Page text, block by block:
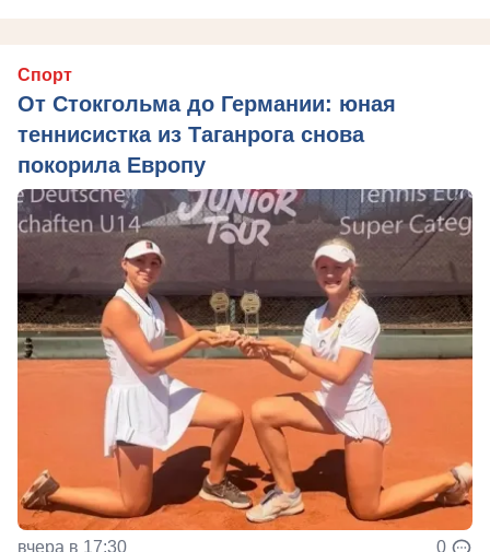
Спорт
От Стокгольма до Германии: юная
теннисистка из Таганрога снова
покорила Европу
вчера в 17:30 0